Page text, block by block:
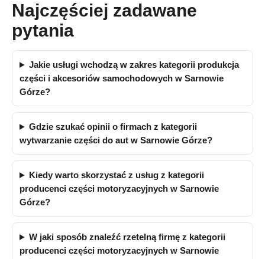
Najczęściej zadawane
pytania
Jakie usługi wchodzą w zakres kategorii produkcja
części i akcesoriów samochodowych w Sarnowie
Górze?
Gdzie szukać opinii o firmach z kategorii
wytwarzanie części do aut w Sarnowie Górze?
Kiedy warto skorzystać z usług z kategorii
producenci części motoryzacyjnych w Sarnowie
Górze?
W jaki sposób znaleźć rzetelną firmę z kategorii
producenci części motoryzacyjnych w Sarnowie